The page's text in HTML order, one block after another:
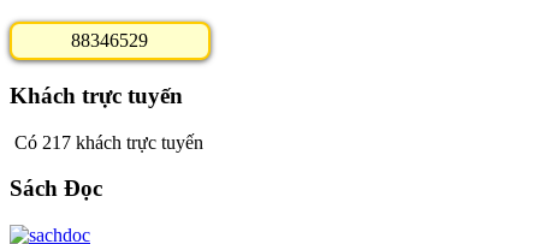
88346529
Khách trực tuyến
Có 217 khách trực tuyến
Sách Đọc